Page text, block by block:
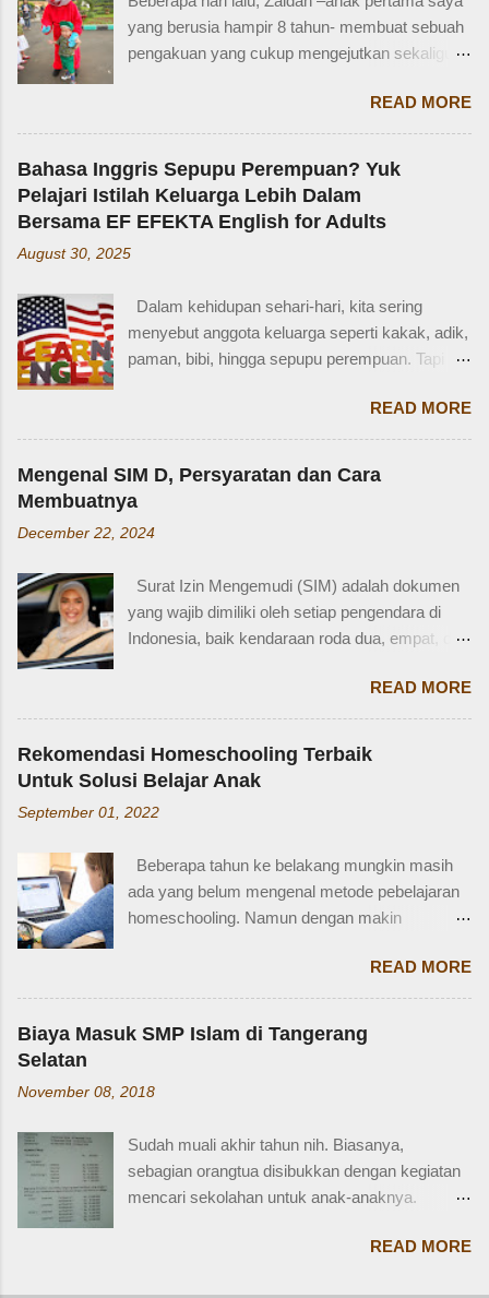
yang berusia hampir 8 tahun- membuat sebuah
pengakuan yang cukup mengejutkan sekaligus
Zaidan: “Mi, waktu kakak kecil, kakak pernah
ditinggal beli sayur sama mba. Waktu itu
kakaknya lagi tidur. Terus kakak nangis. Sama
tetangga, kakak diajak main dan dipinjami
mainan.” Saya langsung memberondong Zaidan
dengan berbagai pertanyaan. Mbak yang
mana? Tetangga yang mana? Kejadiannya
tidak ingat detailnya. Ayau, mungkin juga dia
terkejut juga dengan reaksi saya. Bagaimana
tidak terkejut. Saya taksir usia Zaidan sekitar
Zaidan duduk di bangku TK, saya sudah tidak
bekerja di luar rumah. Meniggalkan anak usia
segitu, sendiri di rumah, tentu saja saya terkejut.
Memang beli sayur tak lama, 5 atau 10 menit
mungkin selesai kalau tidak antri. Tapi,
orang yang punya kese...
READ MORE
Bahasa Inggris Sepupu Perempuan? Yuk
Pelajari Istilah Keluarga Lebih Dalam
Bersama EF EFEKTA English for Adults
August 30, 2025
Dalam kehidupan sehari-hari, kita sering
menyebut anggota keluarga seperti kakak, adik,
paman, bibi, hingga sepupu perempuan. Tapi
bahasa Inggris? Salah satu contoh yang
menarik adalah bahasa Inggris sepupu
perempuan . Banyak orang mungkin tahu kata
"cousin", tapi tahukah kamu bahwa sepupu
female cousin? Memahami kosakata keluarga
percakapan santai, tetapi juga saat menulis,
traveling, bahkan dalam lingkungan kerja
internasional. Mengenal istilah keluarga akan
memperkenalkan diri atau menceritakan silsilah
keluarga. Contohnya, dalam bahasa Inggris:
Ayah = Father Ibu = Mother Kakak laki-laki =
Older brother Adik perempuan = Younger sister
Paman = Uncle Bibi = Aunt Sepupu perempuan
Seringkali, kita hanya menggunakan "cousin"
tanpa membed...
READ MORE
Mengenal SIM D, Persyaratan dan Cara
Membuatnya
December 22, 2024
Surat Izin Mengemudi (SIM) adalah dokumen
yang wajib dimiliki oleh setiap pengendara di
Indonesia, baik kendaraan roda dua, empat, dan
salah satunya adalah SIM D. Karena tidak
terlalu populer, banyak yang bertanya SIM D
untuk pengendara apa ya? Mengenal SIM D,
Persayaratan dan Cara Membuatnya
Berdasarkan webstite resmi humas.polri.go.id,
SIM D khusus dibuat untuk pengendara dengan
Disabiltas juga adalah manusia biasa yang
berhak berkendara untuk melakukan
aktifitasnya seperti mencari nafkah, menuntut
memfasilitasi dengan SIM khusus sesuai
dengan yang dibutuhkan. SIM D yang berlaku di
Indonesia dibagi menjadi dua macam yaitu SIM
SIM C, dan SIM D1 untuk pengendara mobil
dengan Perpol Nomor 5 Tahun 2021 mengenai
jenis SIM D yang belaku di Indonesia....
READ MORE
Rekomendasi Homeschooling Terbaik
Untuk Solusi Belajar Anak
September 01, 2022
Beberapa tahun ke belakang mungkin masih
ada yang belum mengenal metode pebelajaran
homeschooling. Namun dengan makin
ini, homeschooling jadi makin dikenal dan
bahkan diminati. Homeschooling merupakan
salah satu metode belajar yang sudah mulai tak
asing sekarang dan menjadi pilihan sebagian
Homeschooling adalah model pendidikan
punya tugas dan tanggung jawab penting
sebagai pengawas dan pemberi materi untuk
anak sesuai denagn minat, potensi dan bakat
kelebihan dibanding sekolah konvensional dan
READ MORE
Biaya Masuk SMP Islam di Tangerang
Selatan
November 08, 2018
Sudah muali akhir tahun nih. Biasanya,
sebagian orangtua disibukkan dengan kegiatan
mencari sekolahan untuk anak-anaknya.
swasta, sudah mulai membuka pendaftaran di
READ MORE